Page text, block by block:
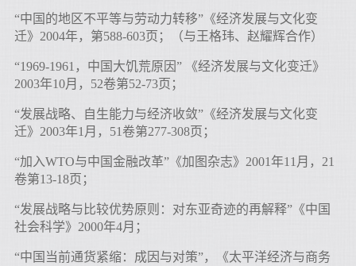
“中国的地区不平等与劳动力转移”《经济发展与文化变
迁》2004年，第588-603页；（与王格玮、赵耀辉合作）
“1969-1961，中国大饥荒原因” 《经济发展与文化变迁》
2003年10月，52卷第52-73页；
“发展战略、自生能力与经济收敛”《经济发展与文化变
迁》2003年1月，51卷第277-308页；
“加入WTO与中国金融改革”《加图杂志》2001年11月，21
卷第13-18页；
“发展战略与比较优势原则：对东亚奇迹的再解释”《中国
社会科学》2000年4月；
“中国当前通货紧缩：成因与对策”，《太平洋经济与商务